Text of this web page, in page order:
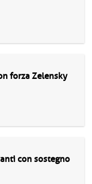
forza Zelensky
con sostegno